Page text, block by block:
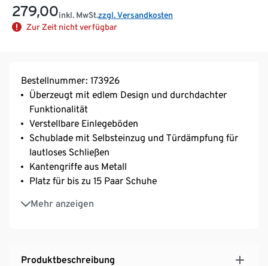
279,00inkl. MwSt.zzgl. Versandkosten
Zur Zeit nicht verfügbar
Bestellnummer: 173926
Überzeugt mit edlem Design und durchdachter
Funktionalität
Verstellbare Einlegeböden
Schublade mit Selbsteinzug und Türdämpfung für
lautloses Schließen
Kantengriffe aus Metall
Platz für bis zu 15 Paar Schuhe
Mehr anzeigen
Deckplatte in Nussbaum-Nachbildung und
filigraner 8-mm-Optik
MADE IN GERMANY
Produktbeschreibung